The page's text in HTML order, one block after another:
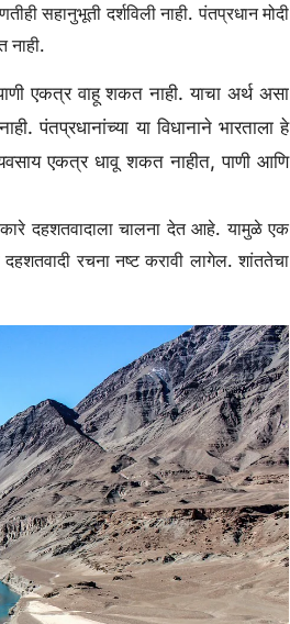
सहानुभूती दर्शविली नाही. पंतप्रधान मोदी
नाही.
एकत्र वाहू शकत नाही. याचा अर्थ असा
पंतप्रधानांच्या या विधानाने भारताला हे
एकत्र धावू शकत नाहीत, पाणी आणि
दहशतवादाला चालना देत आहे. यामुळे एक
रचना नष्ट करावी लागेल. शांततेचा